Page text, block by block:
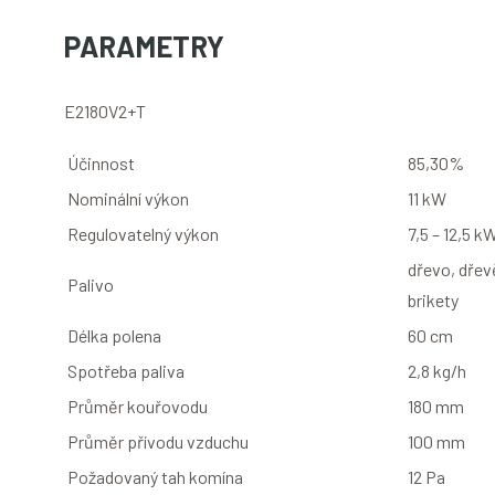
PARAMETRY
E2180V2+T
Účinnost
85,30%
Nominální výkon
11 kW
Regulovatelný výkon
7,5 – 12,5
Palivo
dřevo,
brikety
Délka polena
60 cm
Spotřeba paliva
2,8 kg/h
Průměr kouřovodu
180 mm
Průměr přívodu vzduchu
100 mm
Požadovaný tah komína
12 Pa